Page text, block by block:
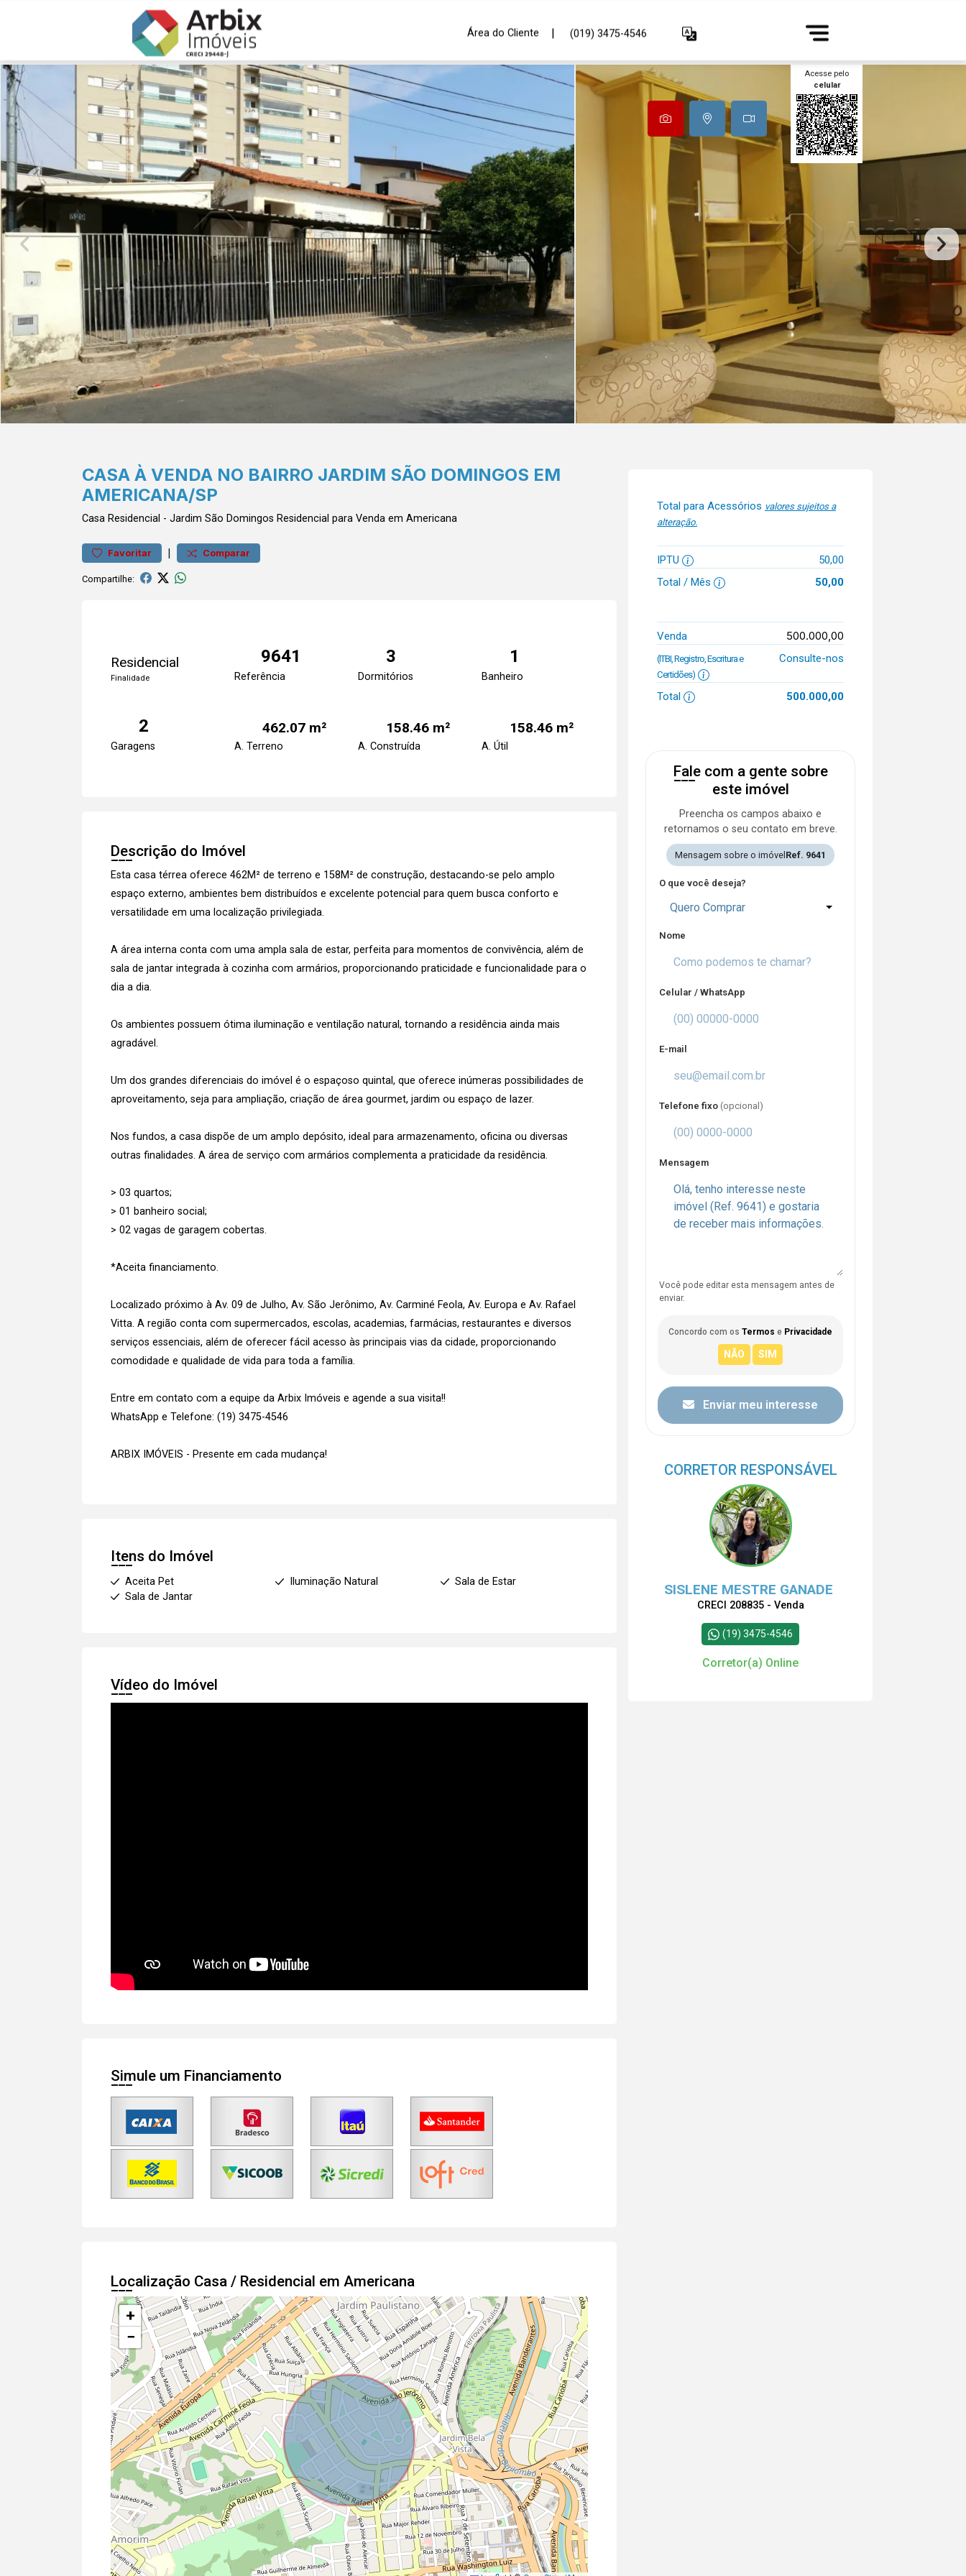
Área do Cliente | (019) 3475-4546
Acesse pelo
celular
CASA À VENDA NO BAIRRO JARDIM SÃO DOMINGOS EM
AMERICANA/SP
Casa Residencial - Jardim São Domingos Residencial para Venda em Americana
Favoritar | Comparar
Compartilhe:
Residencial
Finalidade
9641
Referência
3
Dormitórios
1
Banheiro
2
Garagens
462.07 m²
A. Terreno
158.46 m²
A. Construída
158.46 m²
A. Útil
Descrição do Imóvel
Esta casa térrea oferece 462M² de terreno e 158M² de construção, destacando-se pelo amplo
espaço externo, ambientes bem distribuídos e excelente potencial para quem busca conforto e
versatilidade em uma localização privilegiada.
A área interna conta com uma ampla sala de estar, perfeita para momentos de convivência, além de
sala de jantar integrada à cozinha com armários, proporcionando praticidade e funcionalidade para o
dia a dia.
Os ambientes possuem ótima iluminação e ventilação natural, tornando a residência ainda mais
agradável.
Um dos grandes diferenciais do imóvel é o espaçoso quintal, que oferece inúmeras possibilidades de
aproveitamento, seja para ampliação, criação de área gourmet, jardim ou espaço de lazer.
Nos fundos, a casa dispõe de um amplo depósito, ideal para armazenamento, oficina ou diversas
outras finalidades. A área de serviço com armários complementa a praticidade da residência.
> 03 quartos;
> 01 banheiro social;
> 02 vagas de garagem cobertas.
*Aceita financiamento.
Localizado próximo à Av. 09 de Julho, Av. São Jerônimo, Av. Carminé Feola, Av. Europa e Av. Rafael
Vitta. A região conta com supermercados, escolas, academias, farmácias, restaurantes e diversos
serviços essenciais, além de oferecer fácil acesso às principais vias da cidade, proporcionando
comodidade e qualidade de vida para toda a família.
Entre em contato com a equipe da Arbix Imóveis e agende a sua visita!!
WhatsApp e Telefone: (19) 3475-4546
ARBIX IMÓVEIS - Presente em cada mudança!
Itens do Imóvel
Aceita Pet Iluminação Natural
Sala de Estar
Sala de Jantar
Vídeo do Imóvel
Simule um Financiamento
Localização Casa / Residencial em Americana
+
−
Total para Acessórios valores sujeitos a
alteração.
IPTU
50,00
Total / Mês
50,00
Venda 500.000,00
(ITBI, Registro, Escritura e
Certidões)
Consulte-nos
Total 500.000,00
Fale com a gente sobre
este imóvel
Preencha os campos abaixo e
retornamos o seu contato em breve.
Mensagem sobre o imóvel Ref. 9641
O que você deseja?
Quero Comprar
Nome
Celular / WhatsApp
E-mail
Telefone fixo (opcional)
Mensagem
Você pode editar esta mensagem antes de
enviar.
Concordo com os Termos e Privacidade
Enviar meu interesse
CORRETOR RESPONSÁVEL
SISLENE MESTRE GANADE
CRECI 208835 - Venda
(19) 3475-4546
Corretor(a) Online